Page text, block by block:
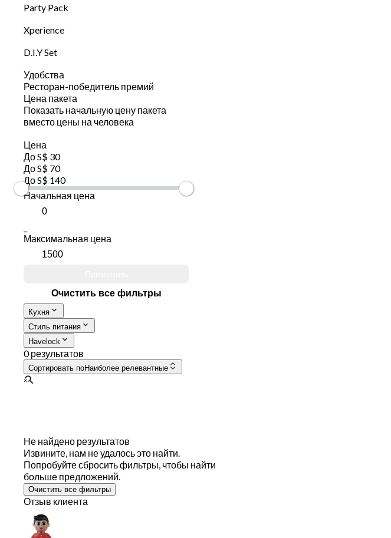
Party Pack
Xperience
D.I.Y Set
Удобства
Ресторан-победитель премий
Цена пакета
Показать начальную цену пакета
вместо цены на человека
Цена
До S$ 30
До S$ 70
До S$ 140
Начальная цена
Максимальная цена
Очистить все фильтры
Кухня
Стиль питания
Havelock
0 результатов
Сортировать поНаиболее релевантные
Не найдено результатов
Извините, нам не удалось это найти.
Попробуйте сбросить фильтры, чтобы найти
больше предложений.
Очистить все фильтры
Отзыв клиента